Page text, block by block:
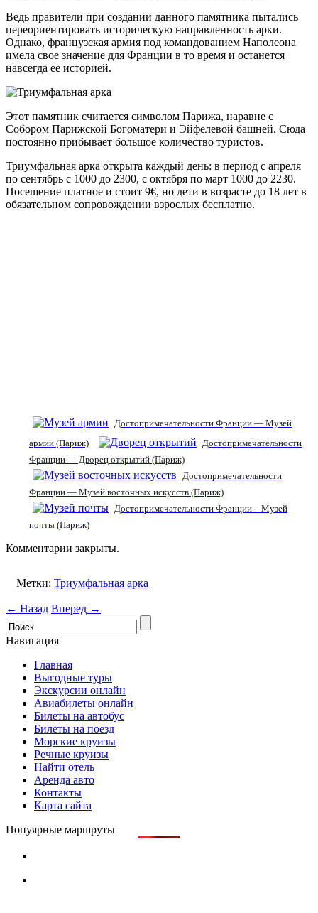
Ведь правители при создании данного памятника пытались
переориентировать историческую направленность арки.
Однако, французская армия под командованием Наполеона
имела свое значение для Франции в то время и останется
навсегда ее историей.
Этот памятник считается символом Парижа, наравне с
Собором Парижской Богоматери и Эйфелевой башней. Сюда
постоянно прибывает большое количество туристов.
Триумфальная арка открыта каждый день: в период с апреля
по сентябрь с 1000 до 2300, с октября по март 1000 до 2230.
Посещение платное и стоит 9€, но дети в возрасте до 18 лет в
обязательном сопровождении взрослых бесплатно.
Достопримечательности Франции — Музей
армии (Париж)
Достопримечательности
Франции — Дворец открытий (Париж)
Достопримечательности
Франции — Музей восточных искусств (Париж)
Достопримечательности Франции – Музей
почты (Париж)
Комментарии закрыты.
Метки: Триумфальная арка
← Назад Вперед →
Навигация
Главная
Выгодные туры
Экскурсии онлайн
Авиабилеты онлайн
Билеты на автобус
Билеты на поезд
Морские круизы
Речные круизы
Найти отель
Аренда авто
Контакты
Карта сайта
Попуярные маршруты